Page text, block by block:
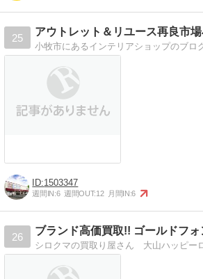
25
アウトレット＆リユース再良市
1503347
週間IN:6 週間OUT:12 月間IN:6
26